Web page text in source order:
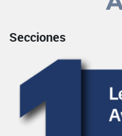
Secciones